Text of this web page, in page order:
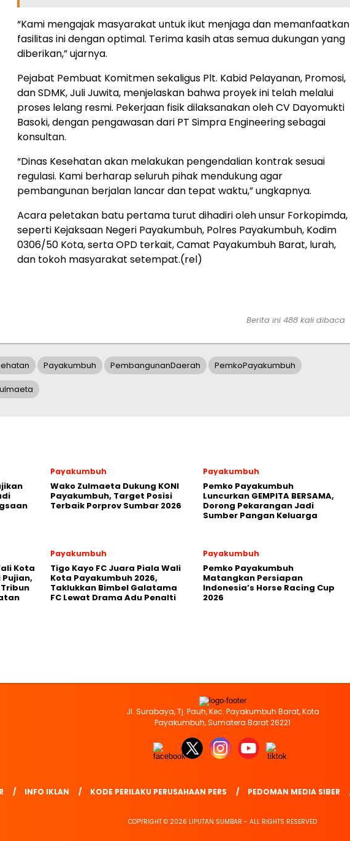
“Kami mengajak masyarakat untuk ikut menjaga dan memanfaatkan
fasilitas ini dengan optimal. Terima kasih atas semua dukungan yang
diberikan,” ujarnya.
Pejabat Pembuat Komitmen sekaligus Plt. Kabid Pelayanan, Promosi,
dan SDMK, Juli Juwita, menjelaskan bahwa proyek ini telah melalui
proses lelang resmi. Pekerjaan fisik dilaksanakan oleh CV Dayomukti
Basoki, dengan pengawasan dari PT Simpra Engineering sebagai
konsultan.
“Dinas Kesehatan akan melakukan pengendalian kontrak sesuai
regulasi. Kami berharap seluruh pihak mendukung agar
pembangunan berjalan lancar dan tepat waktu,” ungkapnya.
Acara peletakan batu pertama turut dihadiri oleh unsur Forkopimda,
seperti Kejaksaan Negeri Payakumbuh, Polres Payakumbuh, Kodim
0306/50 Kota, serta OPD terkait, Camat Payakumbuh Barat, lurah,
dan tokoh masyarakat setempat.(rel)
Berita ini 488 kali dibaca
Payakumbuh PembangunanDaerah PemkoPayakumbuh
Payakumbuh
Wako Zulmaeta Dukung KONI
Payakumbuh, Target Posisi
Terbaik Porprov Sumbar 2026
Payakumbuh
Pemko Payakumbuh
Luncurkan GEMPITA BERSAMA,
Dorong Pekarangan Jadi
Sumber Pangan Keluarga
Kota
Pujian,
Payakumbuh
Tigo Kayo FC Juara Piala Wali
Kota Payakumbuh 2026,
Taklukkan Bimbel Galatama
FC Lewat Drama Adu Penalti
Payakumbuh
Pemko Payakumbuh
Matangkan Persiapan
Indonesia’s Horse Racing Cup
2026
Jl. Surabaya, Tj. Pauh, Kec. Payakumbuh Barat, Kota
Payakumbuh, Sumatera Barat 26221
INFO IKLAN KODE PERILAKU PERUSAHAAN PERS PEDOMAN MEDIA SIBER
COPYRIGHT © 2026 LIPUTAN SUMBAR - ALL RIGHTS RESERVED